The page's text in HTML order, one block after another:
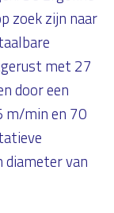
zoek zijn naar
met 27
door een
m/min en 70
diameter van